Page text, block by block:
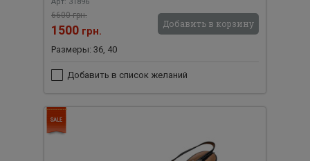
6600 грн.
1500 грн.
Добавить в корзину
Размеры: 36, 40
Добавить в список желаний